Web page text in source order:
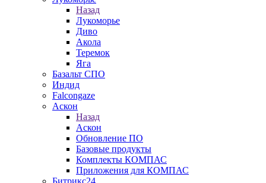
Назад
Лукоморье
Диво
Акола
Теремок
Яга
Базальт СПО
Индид
Falcongaze
Аскон
Назад
Аскон
Обновление ПО
Базовые продукты
Комплекты КОМПАС
Приложения для КОМПАС
Битрикс24